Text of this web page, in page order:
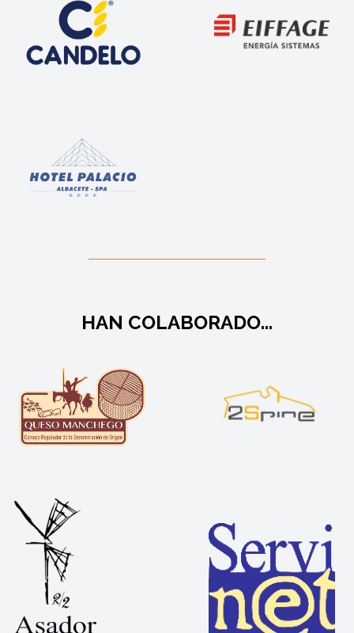
HAN COLABORADO...